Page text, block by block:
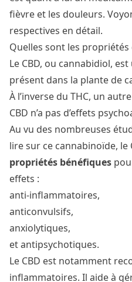
fièvre et les douleurs.
respectives en détail.
Quelles sont les propriétés
Le CBD, ou cannabidiol,
présent dans la plante de
À l’inverse du THC, un
CBD n’a pas d’effets
Au vu des nombreuses
lire sur ce cannabinoïde, le
propriétés bénéfiques
effets :
anti-inflammatoires,
anticonvulsifs,
anxiolytiques,
et antipsychotiques.
Le CBD est notamment
inflammatoires. Il aide à